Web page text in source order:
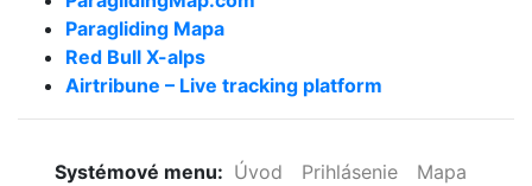
Paragliding Mapa
Red Bull X-alps
Airtribune – Live tracking platform
Systémové menu: Úvod Prihlásenie
Mapa